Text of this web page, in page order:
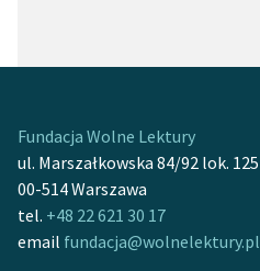
Fundacja Wolne Lektury
ul. Marszałkowska 84/92 lok. 125
00-514 Warszawa
tel. +48 22 621 30 17
email fundacja@wolnelektury.pl